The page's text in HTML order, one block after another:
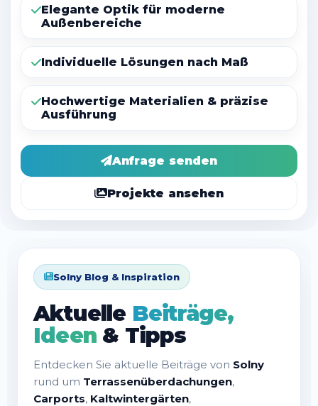
Elegante Optik für moderne
Außenbereiche
Individuelle Lösungen nach Maß
Hochwertige Materialien & präzise
Ausführung
Anfrage senden
Projekte ansehen
AktuelleBeiträge,
& Tipps
Entdecken Sie aktuelle Beiträge vonSolny
rund umTerrassenüberdachungen